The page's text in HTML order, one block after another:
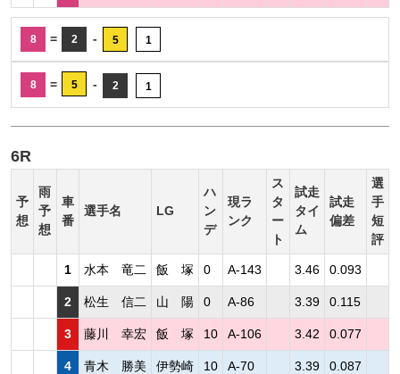
8 = 2 - 5 1
8 = 5 - 2 1
6R
予
想
雨
予
想
車
番
選手名 LG
ハ
ン
デ
現ラ
ンク
ス
タ
ー
ト
試走
タイ
ム
試走
偏差
選
手
短
評
1 水本 竜二 飯 塚 0 A-143 3.46 0.093
2 松生 信二 山 陽 0 A-86 3.39 0.115
3 藤川 幸宏 飯 塚 10 A-106 3.42 0.077
4 青木 勝美 伊勢崎 10 A-70 3.39 0.087